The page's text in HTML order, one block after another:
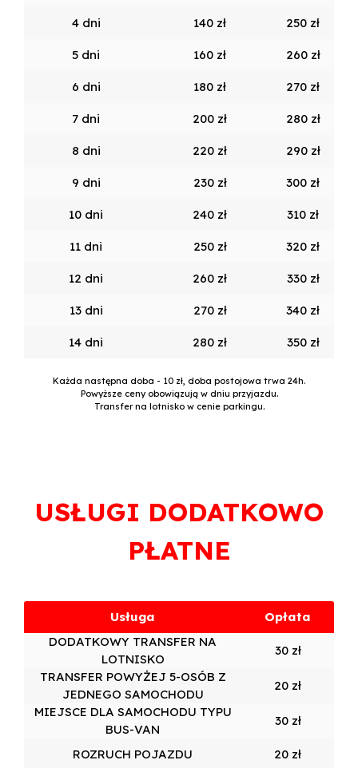
4 dni 140 zł 250 zł
5 dni 160 zł 260 zł
6 dni 180 zł 270 zł
7 dni 200 zł 280 zł
8 dni 220 zł 290 zł
9 dni 230 zł 300 zł
10 dni 240 zł 310 zł
11 dni 250 zł 320 zł
12 dni 260 zł 330 zł
13 dni 270 zł 340 zł
14 dni 280 zł 350 zł
Każda następna doba - 10 zł, doba postojowa trwa 24h.
Powyższe ceny obowiązują w dniu przyjazdu.
Transfer na lotnisko w cenie parkingu.
USŁUGI DODATKOWO
PŁATNE
Usługa
Opłata
DODATKOWY TRANSFER NA
LOTNISKO
30 zł
TRANSFER POWYŻEJ 5-OSÓB Z
JEDNEGO SAMOCHODU
20 zł
MIEJSCE DLA SAMOCHODU TYPU
BUS-VAN
30 zł
ROZRUCH POJAZDU 20 zł